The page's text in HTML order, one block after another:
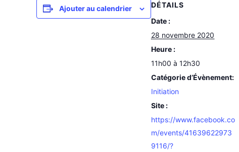
Ajouter au calendrier
DÉTAILS
Date :
28 novembre 2020
Heure :
11h00 à 12h30
Catégorie d’Évènement:
Initiation
Site :
https://www.facebook.co
m/events/41639622973
9116/?